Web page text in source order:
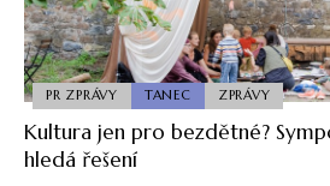
PR ZPRÁVY TANEC ZPRÁVY
Kultura jen pro bezdětné?
hledá řešení